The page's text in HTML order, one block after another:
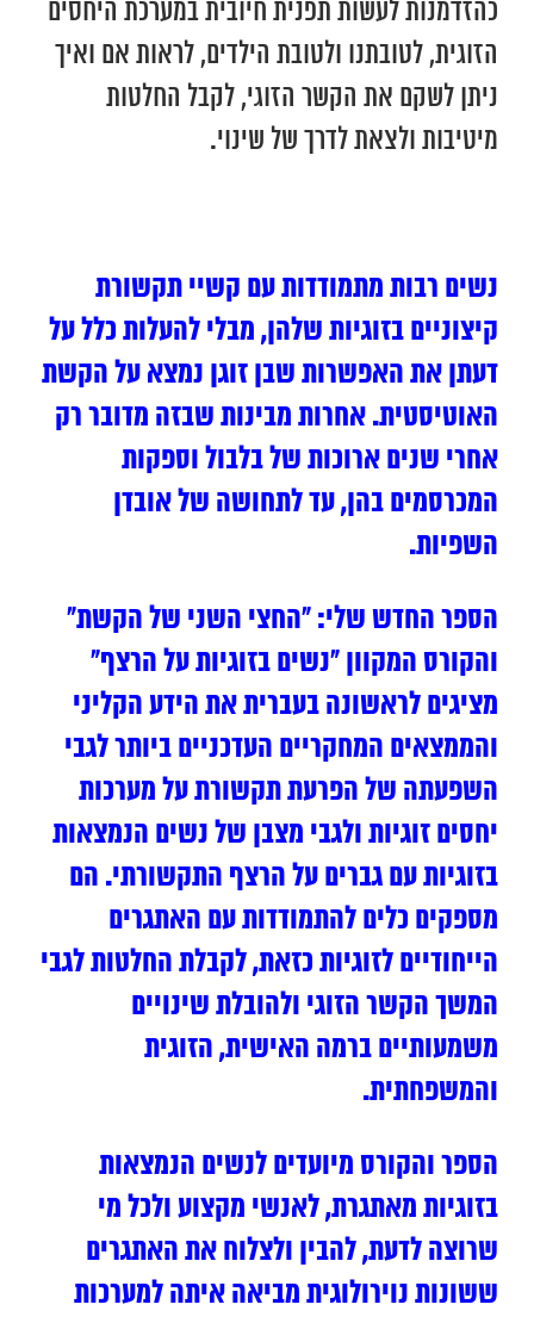
כהזדמנות לעשות תפנית חיובית במערכת היחסים
הזוגית, לטובתנו ולטובת הילדים, לראות אם ואיך
ניתן לשקם את הקשר הזוגי, לקבל החלטות
מיטיבות ולצאת לדרך של שינוי.
נשים רבות מתמודדות עם קשיי תקשורת
קיצוניים בזוגיות שלהן, מבלי להעלות כלל על
דעתן את האפשרות שבן זוגן נמצא על הקשת
האוטיסטית. אחרות מבינות שבזה מדובר רק
אחרי שנים ארוכות של בלבול וספקות
המכרסמים בהן, עד לתחושה של אובדן
השפיות.
הספר החדש שלי: “החצי השני של הקשת”
והקורס המקוון “נשים בזוגיות על הרצף”
מציגים לראשונה בעברית את הידע הקליני
והממצאים המחקריים העדכניים ביותר לגבי
השפעתה של הפרעת תקשורת על מערכות
יחסים זוגיות ולגבי מצבן של נשים הנמצאות
בזוגיות עם גברים על הרצף התקשורתי. הם
מספקים כלים להתמודדות עם האתגרים
הייחודיים לזוגיות כזאת, לקבלת החלטות לגבי
המשך הקשר הזוגי ולהובלת שינויים
משמעותיים ברמה האישית, הזוגית
והמשפחתית.
הספר והקורס מיועדים לנשים הנמצאות
בזוגיות מאתגרת, לאנשי מקצוע ולכל מי
שרוצה לדעת, להבין ולצלוח את האתגרים
ששונות נוירולוגית מביאה איתה למערכות